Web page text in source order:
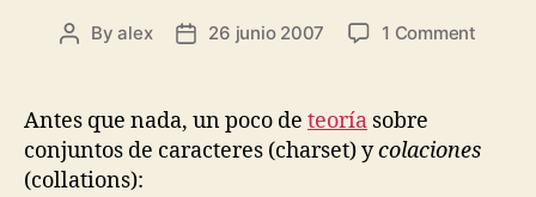
PostByalex
Post26 junio 2007 1 Commenton
“case
Antes que nada, un poco de teoría sobre
conjuntos de caracteres (charset) ycolaciones
(collations):